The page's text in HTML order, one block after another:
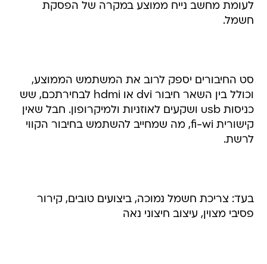
לעומת מחשב נייח ממוצע במקרה של הפסקת
חשמל.
סט החיבורים יספק לרוב את המשתמש הממוצע,
וכולל בין השאר חיבור dvi או hdmi לבחירתכם, שש
כניסות usb ושקעים לאוזניות ולמיקרופון. חבל שאין
קישורית fi-wi, מה שמחייב להשתמש בחיבור הקווי
לרשת.
בעד: צריכת חשמל נמוכה, ביצועים טובים, קירור
פסיבי מצוין, עיצוב חיצוני נאה